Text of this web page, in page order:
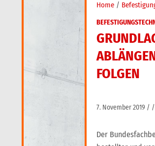
Home
FOLGEN
7. November 2019
Der